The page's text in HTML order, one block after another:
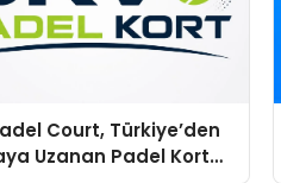
Court, Türkiye’den
Uzanan Padel Kort